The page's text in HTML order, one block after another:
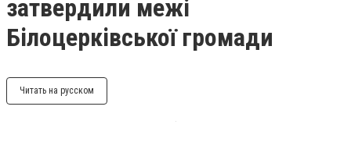
затвердили межі
Білоцерківської громади
Читать на русском